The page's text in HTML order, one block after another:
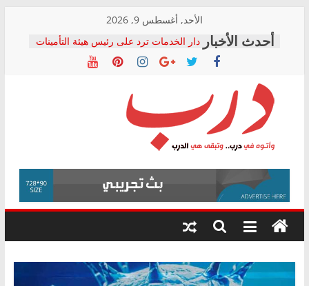
content
الأحد, أغسطس 9, 2026
دار الخدمات ترد على رئيس هيئة التأمينات
بعد مؤتمره الصحفي: إنكار الأزمة لا ينهي
معاناة أصحاب المعاشات.. ونطالب بكشف
فرحات سليمان يكتب: القطاع الصحي إلى
أين؟
حزب التحالف الشعبي يطلق لجنة “الحق
في الصحة” بالإسكندرية لرصد الانتهاكات
ودعم المرضى
الوزاري لمدينة الصحفيين.. وانتهاء أعمال
إنشاء المبنى الإداري
المجلس القومي لحقوق الإنسان يعلن
متابعة قضية الدكتور محمد زهران.. ويؤكد:
قرينة البراءة وضمانات المحاكمة العادلة
درب
وأتوه
درب..
وتبقى
هي